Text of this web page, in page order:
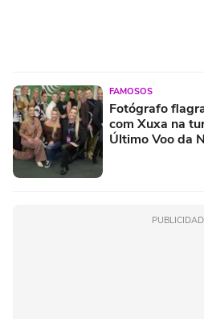
FAMOSOS
Fotógrafo
com Xuxa na
Último Voo da